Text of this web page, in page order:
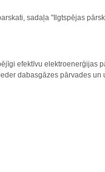
sadaļa "Ilgtspējas
efektīvu elektroenerģijas
dabasgāzes pārvades